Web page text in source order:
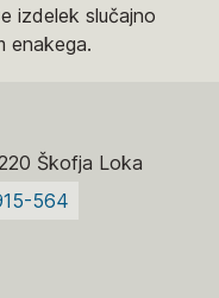
izdelek slučajno
enakega.
Škofja Loka
564